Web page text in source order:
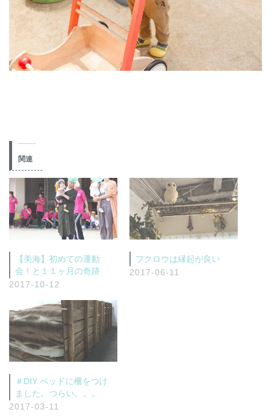
関連
【美海】初めての運動
会！と１１ヶ月の奇跡
2017-10-12
フクロウは縁起が良い
2017-06-11
＃DIY ベッドに柵をつけ
ました。つらい。。。
2017-03-11